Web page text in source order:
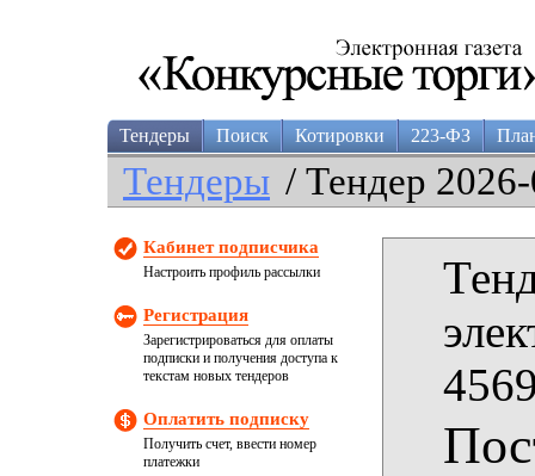
Тендеры Поиск Котировки 223-ФЗ
Тендеры / Тендер
Кабинет подписчика
Настроить профиль рассылки
Регистрация
Зарегистрироваться для оплаты
подписки и получения доступа к
текстам новых тендеров
Оплатить подписку
Получить счет, ввести номер
платежки